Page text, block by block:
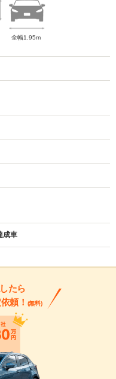
全幅1.95m
成車
たら
頼！ (無料)